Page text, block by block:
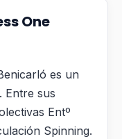
One
es un
Entre sus
Entº
Spinning.